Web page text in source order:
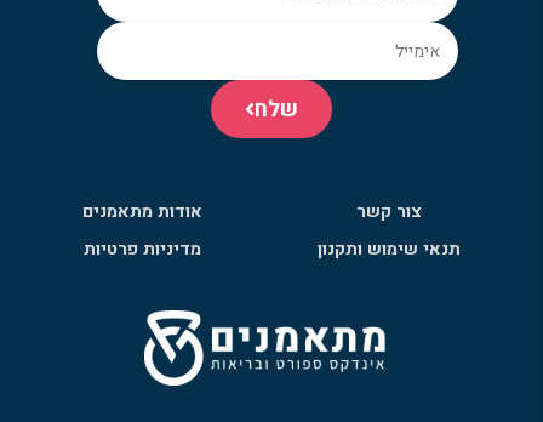
שלח
צור קשר
אודות מתאמנים
תנאי שימוש ותקנון
מדיניות פרטיות